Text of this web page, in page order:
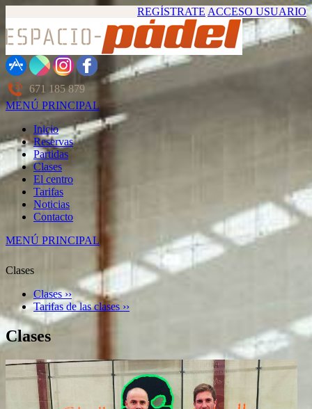
REGÍSTRATE ACCESO USUARIO
671 185 879
MENÚ PRINCIPAL
Inicio
Reservas
Partidas
Clases
El centro
Tarifas
Noticias
Contacto
MENÚ PRINCIPAL
Clases
Clases ››
Tarifas de las clases ››
Clases